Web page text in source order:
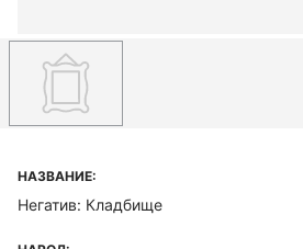
НАЗВАНИЕ:
Негатив: Кладбище